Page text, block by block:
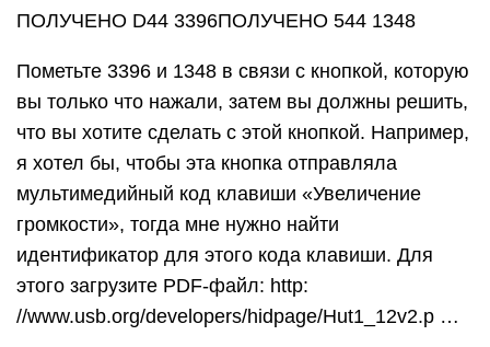
ПОЛУЧЕНО D44 3396ПОЛУЧЕНО 544 1348
Пометьте 3396 и 1348 в связи с кнопкой, которую
вы только что нажали, затем вы должны решить,
что вы хотите сделать с этой кнопкой. Например,
я хотел бы, чтобы эта кнопка отправляла
мультимедийный код клавиши «Увеличение
громкости», тогда мне нужно найти
идентификатор для этого кода клавиши. Для
этого загрузите PDF-файл: http:
//www.usb.org/developers/hidpage/Hut1_12v2.p …